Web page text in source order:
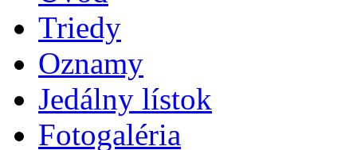
Triedy
Oznamy
Jedálny lístok
Fotogaléria